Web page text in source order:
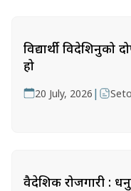
विद्यार्थी
हो
20 July, 2026 |
वैदेशिक रोजगारी :